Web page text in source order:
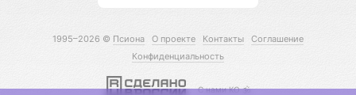
1995–2026 © Псиона О проекте Контакты
Соглашение
Конфиденциальность
С нами КО 🕉️